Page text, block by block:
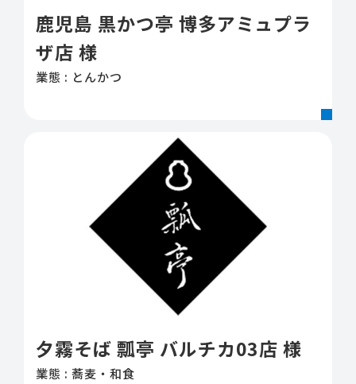
鹿児島 黒かつ亭 博多アミュプラ
ザ店 様
業態 : とんかつ
夕霧そば 瓢亭 バルチカ03店 様
業態 : 蕎麦・和食